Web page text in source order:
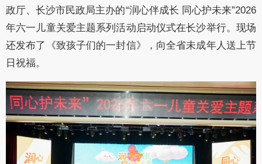
政厅、长沙市民政局主办的“润心伴成长 同心护未来”2026
年六一儿童关爱主题系列活动启动仪式在长沙举行。现场
还发布了《致孩子们的一封信》，向全省未成年人送上节
日祝福。